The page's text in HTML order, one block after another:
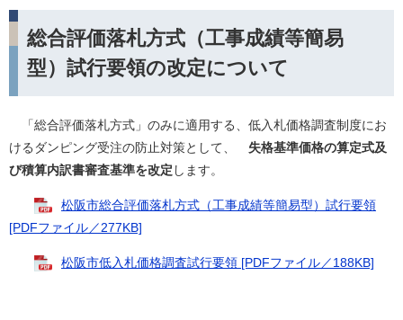
総合評価落札方式（工事成績等簡易
型）試行要領の改定について
「総合評価落札方式」のみに適用する、低入札価格調査制度にお
ける​ダンピング受注の防止対策として、 失格基準価格の算定式及
び積算内訳書審査基準を改定 します。
松阪市総合評価落札方式（工事成績等簡易型）試行要領
[PDFファイル／277KB]
松阪市低入札価格調査試行要領 [PDFファイル／188KB]